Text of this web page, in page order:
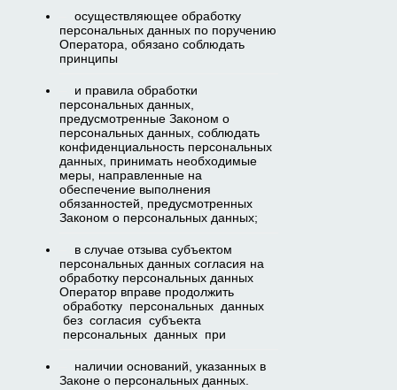
осуществляющее обработку
персональных данных по поручению
Оператора, обязано соблюдать
принципы
и правила обработки
персональных данных,
предусмотренные Законом о
персональных данных, соблюдать
конфиденциальность персональных
данных, принимать необходимые
меры, направленные на
обеспечение выполнения
обязанностей, предусмотренных
Законом о персональных данных;
в случае отзыва субъектом
персональных данных согласия на
обработку персональных данных
Оператор вправе продолжить
обработку персональных данных
без согласия субъекта
персональных данных при
наличии оснований, указанных в
Законе о персональных данных.